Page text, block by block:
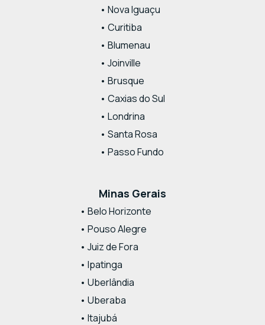
• Nova Iguaçu
• Curitiba
• Blumenau
• Joinville
• Brusque
• Caxias do Sul
• Londrina
• Santa Rosa
• Passo Fundo
Minas Gerais
• Belo Horizonte
• Pouso Alegre
• Juiz de Fora
• Ipatinga
• Uberlândia
• Uberaba
• Itajubá